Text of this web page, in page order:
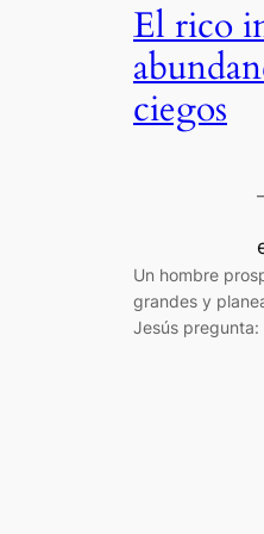
El rico
ciegos
Un hombre
grandes y
Jesús pregunta: